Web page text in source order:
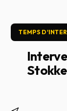
TEMPS